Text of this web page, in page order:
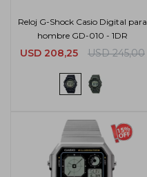
Reloj G-Shock Casio Digital para
hombre GD-010 - 1DR
USD 208,25 USD 245,00